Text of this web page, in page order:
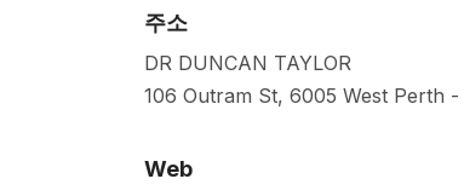
주소
DR DUNCAN TAYLOR
106 Outram St, 6005 West Perth -
Web